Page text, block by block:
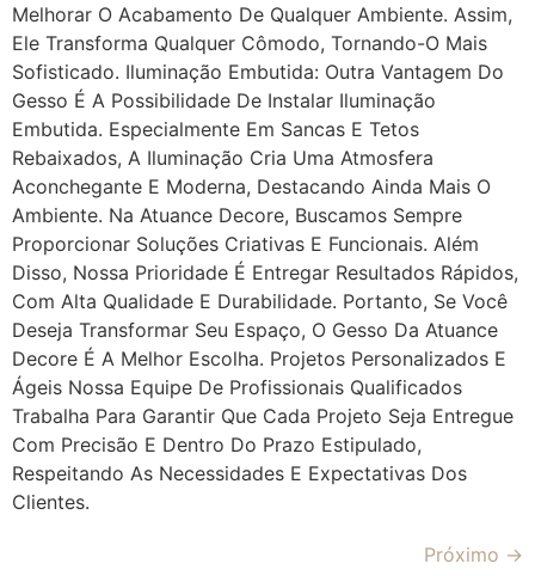
Melhorar O Acabamento De Qualquer Ambiente. Assim,
Ele Transforma Qualquer Cômodo, Tornando-O Mais
Sofisticado. Iluminação Embutida: Outra Vantagem Do
Gesso É A Possibilidade De Instalar Iluminação
Embutida. Especialmente Em Sancas E Tetos
Rebaixados, A Iluminação Cria Uma Atmosfera
Aconchegante E Moderna, Destacando Ainda Mais O
Ambiente. Na Atuance Decore, Buscamos Sempre
Proporcionar Soluções Criativas E Funcionais. Além
Disso, Nossa Prioridade É Entregar Resultados Rápidos,
Com Alta Qualidade E Durabilidade. Portanto, Se Você
Deseja Transformar Seu Espaço, O Gesso Da Atuance
Decore É A Melhor Escolha. Projetos Personalizados E
Ágeis Nossa Equipe De Profissionais Qualificados
Trabalha Para Garantir Que Cada Projeto Seja Entregue
Com Precisão E Dentro Do Prazo Estipulado,
Respeitando As Necessidades E Expectativas Dos
Clientes.
Próximo →